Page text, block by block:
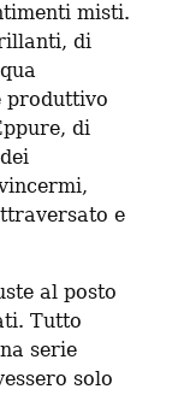
misti.
di
produttivo
di
e
al posto
Tutto
serie
solo